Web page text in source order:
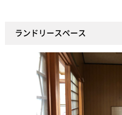
ランドリースペース